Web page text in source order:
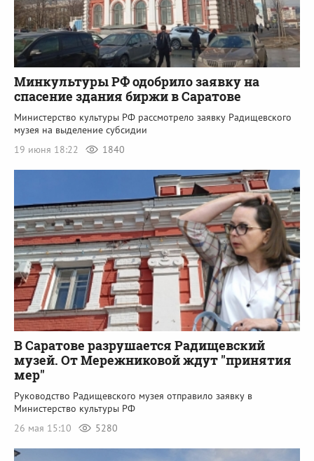
Минкультуры РФ одобрило заявку на
спасение здания биржи в Саратове
Министерство культуры РФ рассмотрело заявку Радищевского
музея на выделение субсидии
19 июня 18:22
1840
В Саратове разрушается Радищевский
музей. От Мережниковой ждут "принятия
мер"
Руководство Радищевского музея отправило заявку в
Министерство культуры РФ
26 мая 15:10
5280